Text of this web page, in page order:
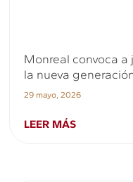
Monreal convoca a
la nueva
29 mayo, 2026
LEER MÁS